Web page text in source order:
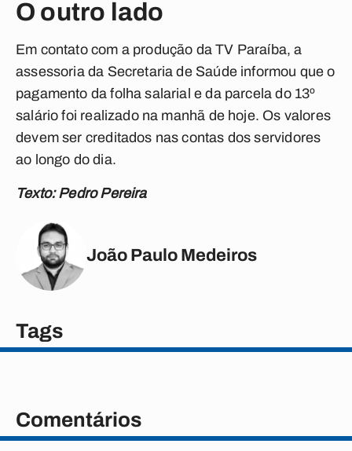
O outro lado
Em contato com a produção da TV Paraíba, a
assessoria da Secretaria de Saúde informou que o
pagamento da folha salarial e da parcela do 13º
salário foi realizado na manhã de hoje. Os valores
devem ser creditados nas contas dos servidores
ao longo do dia.
Texto: Pedro Pereira
João Paulo Medeiros
Tags
Comentários